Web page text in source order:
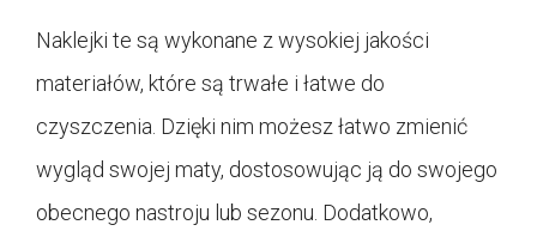
Naklejki te są wykonane z wysokiej jakości
materiałów, które są trwałe i łatwe do
czyszczenia. Dzięki nim możesz łatwo zmienić
wygląd swojej maty, dostosowując ją do swojego
obecnego nastroju lub sezonu. Dodatkowo,